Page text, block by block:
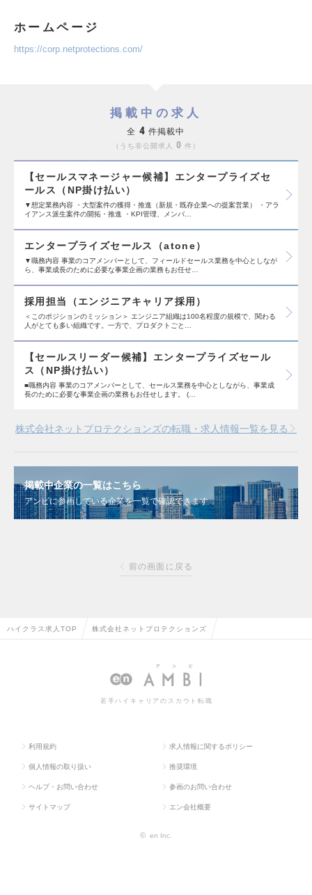
ホームページ
https://corp.netprotections.com/
掲載中の求人
全 4 件掲載中
うち非公開求人 0 件
【セールスマネージャー候補】エンタープライズセ
ールス（NP掛け払い）
▼想定業務内容 ・大型案件の獲得・推進（新規・既存企業への提案営業） ・アラ
イアンス派生案件の開拓・推進 ・KPI管理、メンバ…
エンタープライズセールス（atone）
▼職務内容 事業のコアメンバーとして、フィールドセールス業務を中心としなが
ら、事業成長のために必要な事業企画の業務もお任せ…
採用担当（エンジニアキャリア採用）
＜このポジションのミッション＞ エンジニア組織は100名程度の規模で、関わる
人がとても多い組織です。一方で、プロダクトごと…
【セールスリーダー候補】エンタープライズセール
ス（NP掛け払い）
■職務内容 事業のコアメンバーとして、セールス業務を中心としながら、事業成
長のために必要な事業企画の業務もお任せします。 (…
株式会社ネットプロテクションズの転職・求人情報一覧を見る
掲載中企業の一覧はこちら
アンビに参画している企業を一覧で確認できます
前の画面に戻る
ハイクラス求人TOP 株式会社ネットプロテクションズ
若手ハイキャリアのスカウト転職
利用規約 求人情報に関するポリシー
個人情報の取り扱い 推奨環境
ヘルプ・お問い合わせ 参画のお問い合わせ
サイトマップ エン会社概要
© en Inc.